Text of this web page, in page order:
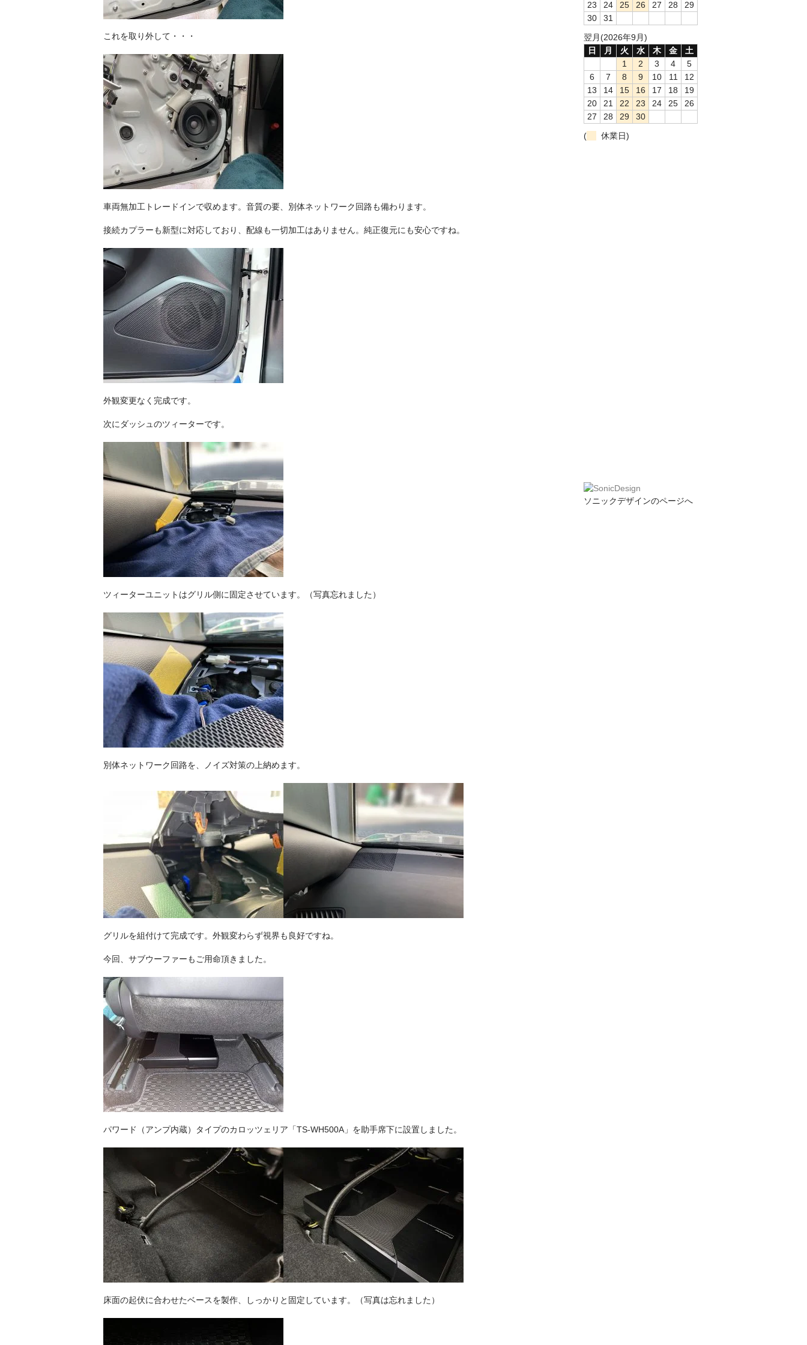
これを取り外して・・・
車両無加工トレードインで収めます。音質の要、別体ネットワーク回路も備わります。
接続カプラーも新型に対応しており、配線も一切加工はありません。純正復元にも安心ですね。
外観変更なく完成です。
次にダッシュのツィーターです。
ツィーターユニットはグリル側に固定させています。（写真忘れました）
別体ネットワーク回路を、ノイズ対策の上納めます。
グリルを組付けて完成です。外観変わらず視界も良好ですね。
今回、サブウーファーもご用命頂きました。
パワード（アンプ内蔵）タイプのカロッツェリア「TS-WH500A」を助手席下に設置しました。
床面の起伏に合わせたベースを製作、しっかりと固定しています。（写真は忘れました）
23 24 25 26 27 28
29
30
31
翌月(2026年9月)
日
月 火 水 木 金
土
1
2 3 4
5
6
7 8 9 10 11
12
13
14 15 16 17 18
19
20
21 22 23 24 25
26
27
28 29
30
(
休業日)
ソニックデザインのページへ